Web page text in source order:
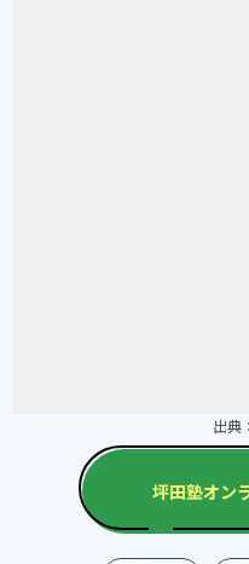
出典：
坪田塾オン